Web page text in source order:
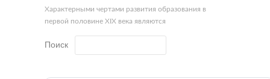
Характерными чертами развития образования в
первой половине XIX века являются
Поиск